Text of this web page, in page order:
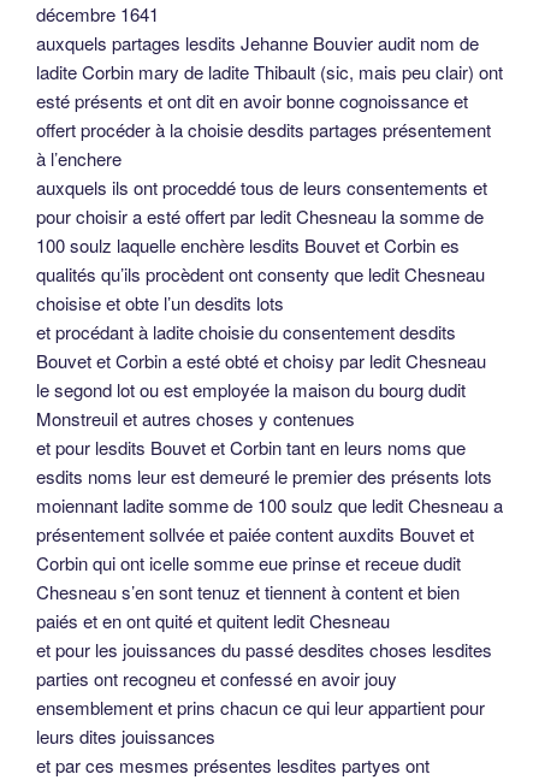
décembre 1641
auxquels partages lesdits Jehanne Bouvier audit nom de
ladite Corbin mary de ladite Thibault (sic, mais peu clair) ont
esté présents et ont dit en avoir bonne cognoissance et
offert procéder à la choisie desdits partages présentement
à l’enchere
auxquels ils ont proceddé tous de leurs consentements et
pour choisir a esté offert par ledit Chesneau la somme de
100 soulz laquelle enchère lesdits Bouvet et Corbin es
qualités qu’ils procèdent ont consenty que ledit Chesneau
choisise et obte l’un desdits lots
et procédant à ladite choisie du consentement desdits
Bouvet et Corbin a esté obté et choisy par ledit Chesneau
le segond lot ou est employée la maison du bourg dudit
Monstreuil et autres choses y contenues
et pour lesdits Bouvet et Corbin tant en leurs noms que
esdits noms leur est demeuré le premier des présents lots
moiennant ladite somme de 100 soulz que ledit Chesneau a
présentement sollvée et paiée content auxdits Bouvet et
Corbin qui ont icelle somme eue prinse et receue dudit
Chesneau s’en sont tenuz et tiennent à content et bien
paiés et en ont quité et quitent ledit Chesneau
et pour les jouissances du passé desdites choses lesdites
parties ont recogneu et confessé en avoir jouy
ensemblement et prins chacun ce qui leur appartient pour
leurs dites jouissances
et par ces mesmes présentes lesdites partyes ont